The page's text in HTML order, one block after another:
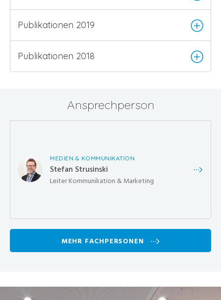
Publikationen 2019
Publikationen 2018
Ansprechperson
MEDIEN & KOMMUNIKATION
Stefan Strusinski
Leiter Kommunikation & Marketing
MEHR FACHPERSONEN